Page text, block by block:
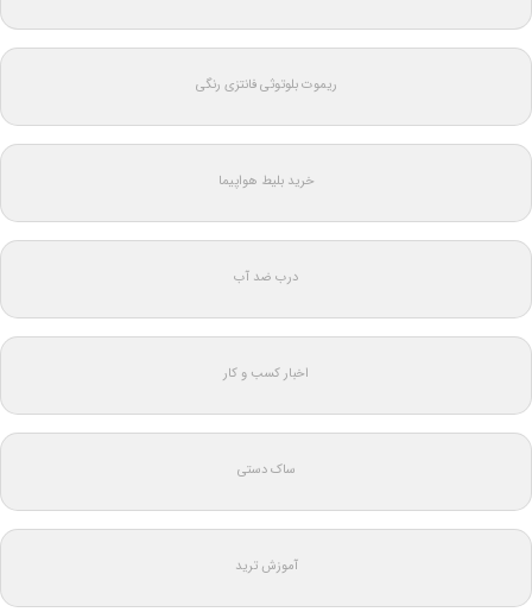
ریموت بلوتوثی فانتزی رنگی
خرید بلیط هواپیما
درب ضد آب
اخبار کسب و کار
ساک دستی
آموزش ترید